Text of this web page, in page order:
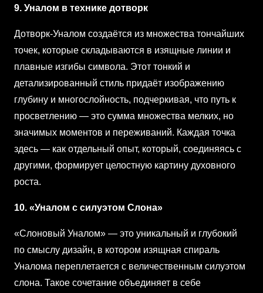
9. Уналом в технике дотворк
Дотворк-Уналом создаётся из множества тончайших
точек, которые складываются в изящные линии и
плавные изгибы символа. Этот тонкий и
детализированный стиль придаёт изображению
глубину и многослойность, подчеркивая, что путь к
просветлению — это сумма множества мелких, но
значимых моментов и переживаний. Каждая точка
здесь — как отдельный опыт, который, соединяясь с
другими, формирует целостную картину духовного
роста.
10. «Уналом с силуэтом Слона»
«Слоновый Уналом» — это уникальный и глубокий
по смыслу дизайн, в котором изящная спираль
Уналома переплетается с величественным силуэтом
слона. Такое сочетание объединяет в себе